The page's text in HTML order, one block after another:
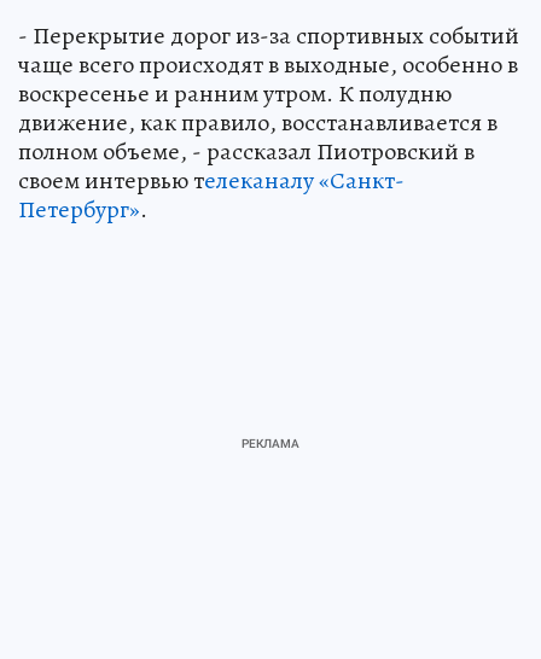
- Перекрытие дорог из-за спортивных событий
чаще всего происходят в выходные, особенно в
воскресенье и ранним утром. К полудню
движение, как правило, восстанавливается в
полном объеме, - рассказал Пиотровский в
своем интервью телеканалу «Санкт-
Петербург».